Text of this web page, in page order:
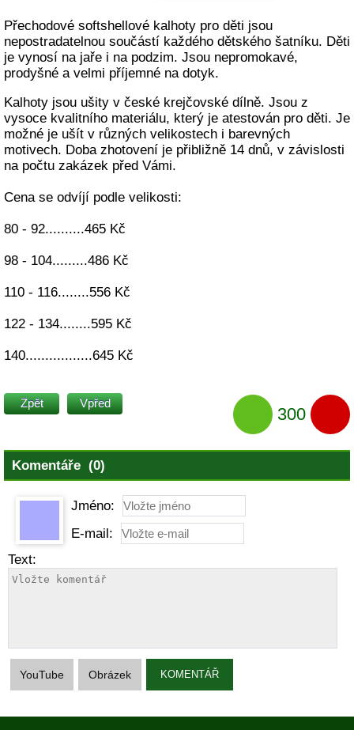
Přechodové softshellové kalhoty pro děti jsou
nepostradatelnou součástí každého dětského šatníku. Děti
je vynosí na jaře i na podzim. Jsou nepromokavé,
prodyšné a velmi příjemné na dotyk.
Kalhoty jsou ušity v české krejčovské dílně. Jsou z
vysoce kvalitního materiálu, který je atestován pro děti. Je
možné je ušít v různých velikostech i barevných
motivech. Doba zhotovení je přibližně 14 dnů, v závislosti
na počtu zakázek před Vámi.
Cena se odvíjí podle velikosti:
80 - 92..........465 Kč
98 - 104.........486 Kč
110 - 116........556 Kč
122 - 134........595 Kč
140.................645 Kč
Zpět Vpřed
300
Komentáře (0)
Jméno:
E-mail:
Text:
YouTube Obrázek KOMENTÁŘ